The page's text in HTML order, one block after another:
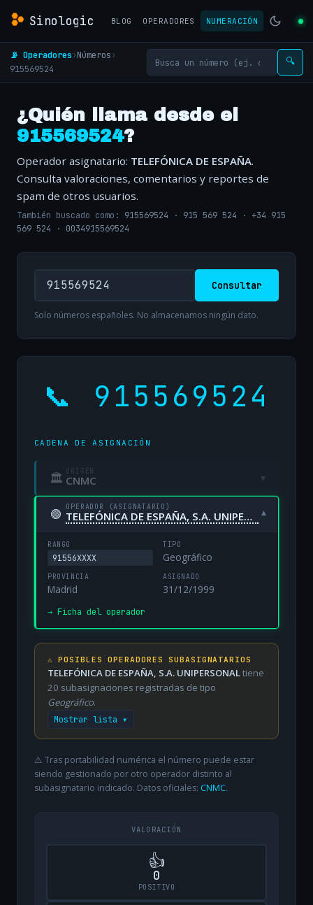
Sinologic BLOG OPERADORES NUMERACIÓN
📡 Operadores›Números›
915569524
🔍
¿Quién llama desde el
915569524?
Operador asignatario: TELEFÓNICA DE ESPAÑA.
Consulta valoraciones, comentarios y reportes de
spam de otros usuarios.
También buscado como: 915569524 · 915 569 524 · +34 915
569 524 · 0034915569524
Consultar
Solo números españoles. No almacenamos ningún dato.
📞 915569524
CADENA DE ASIGNACIÓN
🏛 ORIGEN
CNMC ▾
🟢 OPERADOR (ASIGNATARIO)
TELEFÓNICA DE ESPAÑA, S.A. UNIPERSONAL ▾
RANGO
91556XXXX
TIPO
Geográfico
PROVINCIA
Madrid
ASIGNADO
31/12/1999
→ Ficha del operador
⚠️ POSIBLES OPERADORES SUBASIGNATARIOS
TELEFÓNICA DE ESPAÑA, S.A. UNIPERSONALtiene
20 subasignaciones registradas de tipo
Geográfico.
Mostrar lista ▾
⚠️ Tras portabilidad numérica el número puede estar
siendo gestionado por otro operador distinto al
subasignatario indicado. Datos oficiales: CNMC.
VALORACIÓN
👍
0
POSITIVO